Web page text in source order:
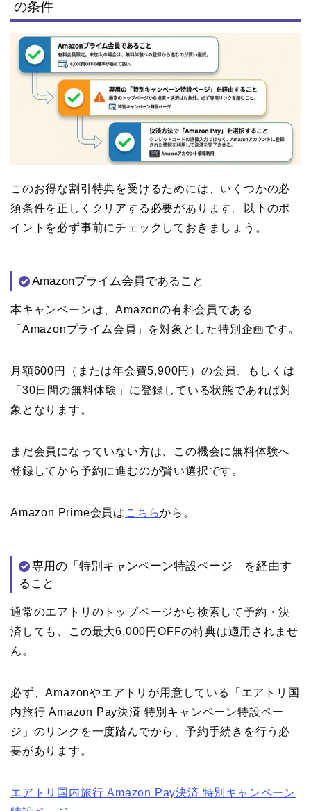
の条件
このお得な割引特典を受けるためには、いくつかの必
須条件を正しくクリアする必要があります。以下のポ
イントを必ず事前にチェックしておきましょう。
Amazonプライム会員であること
本キャンペーンは、Amazonの有料会員である
「Amazonプライム会員」を対象とした特別企画です。
月額600円（または年会費5,900円）の会員、もしくは
「30日間の無料体験」に登録している状態であれば対
象となります。
まだ会員になっていない方は、この機会に無料体験へ
登録してから予約に進むのが賢い選択です。
Amazon Prime会員は こちらから。
専用の「特別キャンペーン特設ページ」を経由す
ること
通常のエアトリのトップページから検索して予約・決
済しても、この最大6,000円OFFの特典は適用されませ
ん。
必ず、Amazonやエアトリが用意している「エアトリ国
内旅行 Amazon Pay決済 特別キャンペーン特設ペー
ジ」のリンクを一度踏んでから、予約手続きを行う必
要があります。
エアトリ国内旅行 Amazon Pay決済 特別キャンペーン